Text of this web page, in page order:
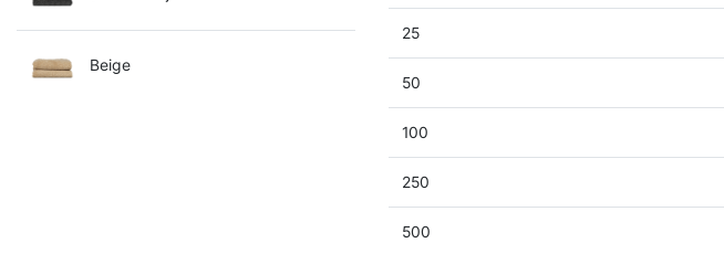
Beige
25
50
100
250
500